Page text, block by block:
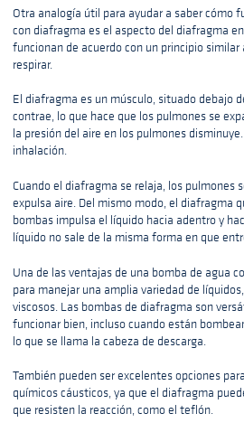
Otra analogía útil para ayudar a saber cómo
con diafragma es el aspecto del diafragma
funcionan de acuerdo con un principio similar
respirar.
El diafragma es un músculo, situado debajo
contrae, lo que hace que los pulmones se
la presión del aire en los pulmones
inhalación.
Cuando el diafragma se relaja, los pulmones
expulsa aire. Del mismo modo, el diafragma
bombas impulsa el líquido hacia adentro y
líquido no sale de la misma forma en que
Una de las ventajas de una bomba de agua
para manejar una amplia variedad de
viscosos. Las bombas de diafragma son
funcionar bien, incluso cuando están
lo que se llama la cabeza de descarga.
También pueden ser excelentes opciones
químicos cáusticos, ya que el diafragma
que resisten la reacción, como el teflón.